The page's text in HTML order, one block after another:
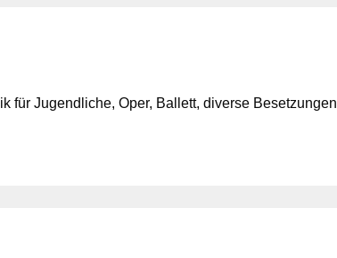
für Jugendliche, Oper, Ballett, diverse Besetzungen